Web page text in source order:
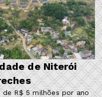
de Niterói
R$ 5 milhões por ano